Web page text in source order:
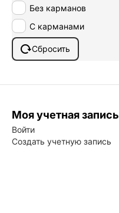
Без карманов
С карманами
Сбросить
Моя учетная запись
Войти
Создать учетную запись